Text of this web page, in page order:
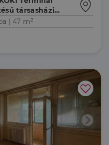
társasházi
magas
lokációval!
| 47 m²